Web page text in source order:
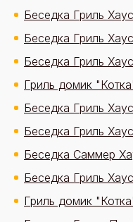
Беседка Гриль
Беседка Гриль
Беседка Гриль
Гриль домик
Беседка Гриль
Беседка Гриль
Беседка Саммер
Беседка Гриль
Гриль домик